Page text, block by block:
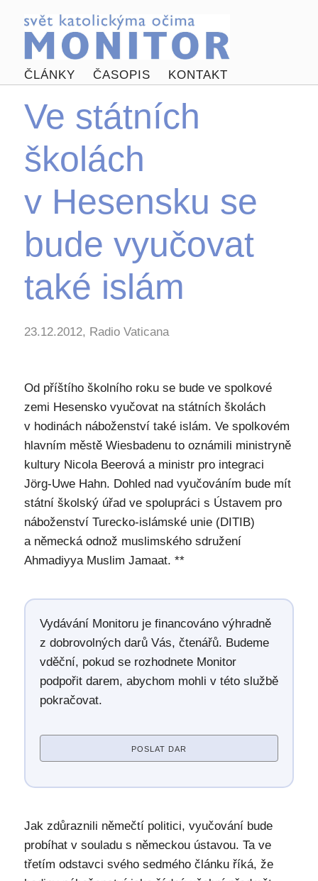
ČLÁNKY ČASOPIS KONTAKT
Ve státních
školách
v Hesensku se
bude vyučovat
také islám
23.12.2012, Radio Vaticana
Od příštího školního roku se bude ve spolkové
zemi Hesensko vyučovat na státních školách
v hodinách náboženství také islám. Ve spolkovém
hlavním městě Wiesbadenu to oznámili ministryně
kultury Nicola Beerová a ministr pro integraci
Jörg-Uwe Hahn. Dohled nad vyučováním bude mít
státní školský úřad ve spolupráci s Ústavem pro
náboženství Turecko-islámské unie (DITIB)
a německá odnož muslimského sdružení
Ahmadiyya Muslim Jamaat. **
Vydávání Monitoru je financováno výhradně
z dobrovolných darů Vás, čtenářů. Budeme
vděční, pokud se rozhodnete Monitor
podpořit darem, abychom mohli v této službě
pokračovat.
POSLAT DAR
Jak zdůraznili němečtí politici, vyučování bude
probíhat v souladu s německou ústavou. Ta ve
třetím odstavci svého sedmého článku říká, že